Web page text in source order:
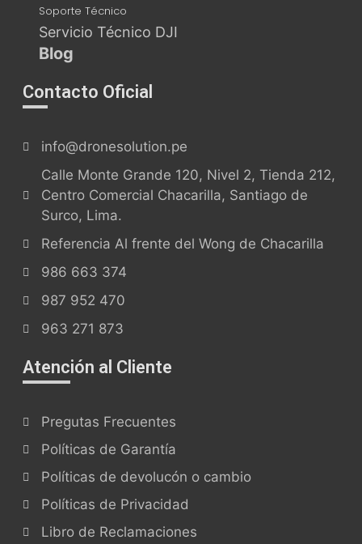
Soporte Técnico
Servicio Técnico DJI
Blog
Contacto Oficial
info@dronesolution.pe
Calle Monte Grande 120, Nivel 2, Tienda 212,
Centro Comercial Chacarilla, Santiago de
Surco, Lima.
Referencia Al frente del Wong de Chacarilla
986 663 374
987 952 470
963 271 873
Atención al Cliente
Pregutas Frecuentes
Políticas de Garantía
Políticas de devolucón o cambio
Políticas de Privacidad
Libro de Reclamaciones